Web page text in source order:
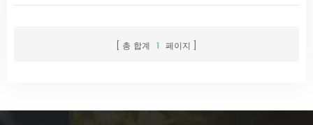
총 합계 1 페이지